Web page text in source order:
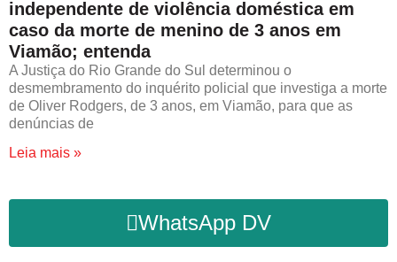
independente de violência doméstica em
caso da morte de menino de 3 anos em
Viamão; entenda
A Justiça do Rio Grande do Sul determinou o
desmembramento do inquérito policial que investiga a morte
de Oliver Rodgers, de 3 anos, em Viamão, para que as
denúncias de
Leia mais »
WhatsApp DV